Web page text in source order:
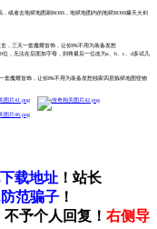
者去地狱地图刷BOSS，地狱地图内的地狱BOSS爆天火剑
，三天一套魔耀首饰，让你PK不用为装备发愁
，无法在后面加字母，则将最后一位改为a、b、c、d多试几
魔耀首饰，让你PK不用为装备发愁独家四层炼狱地图怪物
载地址 ！站长
范骗子 ！
不予个人回复！ 右侧导